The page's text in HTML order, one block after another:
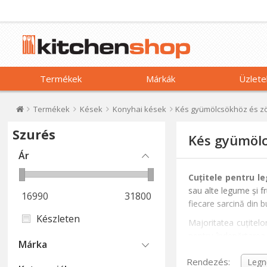
Termékek Márkák
Termékek Kések Konyhai kések Kés gyümölcsökhöz és
Szurés
Ár
16990
31800
Készleten
Márka
Kés
Cuțitele pentru
sau alte legume și
fiecare sarcină din
Majoritatea
pentru
Rendezés: